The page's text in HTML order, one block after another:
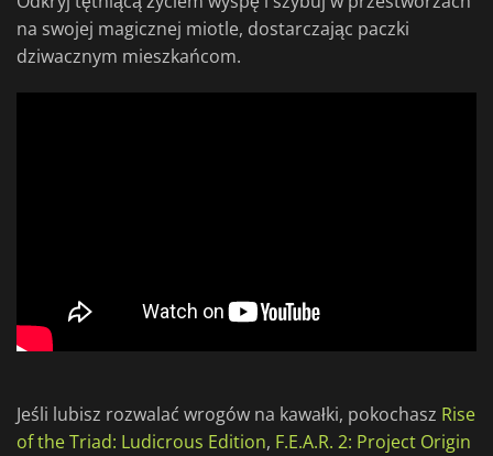
na swojej magicznej miotle, dostarczając paczki
dziwacznym mieszkańcom.
Jeśli lubisz rozwalać wrogów na kawałki, pokochasz Rise
of the Triad: Ludicrous Edition, F.E.A.R. 2: Project Origin